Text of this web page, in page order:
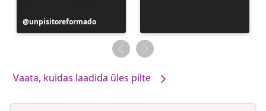
Postitus
avaldatud
unpisitoreformado
Vaata, kuidas laadida üles pilte